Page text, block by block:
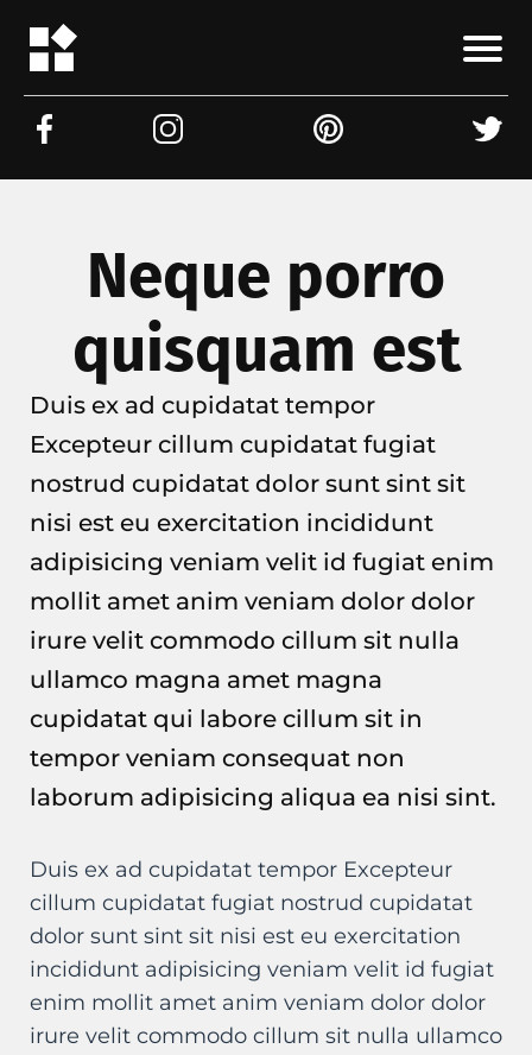
Neque porro
quisquam est
Duis ex ad cupidatat tempor
Excepteur cillum cupidatat fugiat
nostrud cupidatat dolor sunt sint sit
nisi est eu exercitation incididunt
adipisicing veniam velit id fugiat enim
mollit amet anim veniam dolor dolor
irure velit commodo cillum sit nulla
ullamco magna amet magna
cupidatat qui labore cillum sit in
tempor veniam consequat non
laborum adipisicing aliqua ea nisi sint.
Duis ex ad cupidatat tempor Excepteur
cillum cupidatat fugiat nostrud cupidatat
dolor sunt sint sit nisi est eu exercitation
incididunt adipisicing veniam velit id fugiat
enim mollit amet anim veniam dolor dolor
irure velit commodo cillum sit nulla ullamco